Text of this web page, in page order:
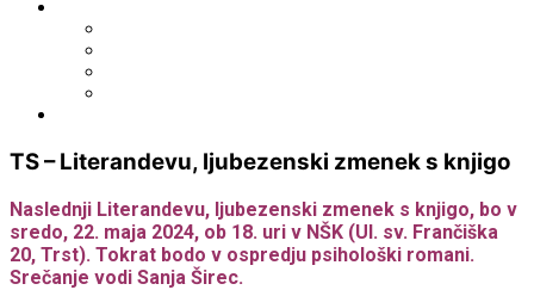
TS – Literandevu, ljubezenski zmenek s knjigo
Naslednji Literandevu, ljubezenski zmenek s knjigo, bo v
sredo, 22. maja 2024, ob 18. uri v NŠK (Ul. sv. Frančiška
20, Trst). Tokrat bodo v ospredju psihološki romani.
Srečanje vodi Sanja Širec.